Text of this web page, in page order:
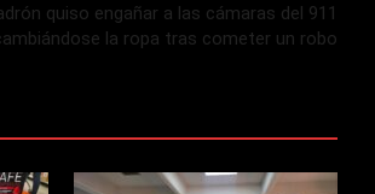
quiso engañar a las cámaras del 911
la ropa tras cometer un robo